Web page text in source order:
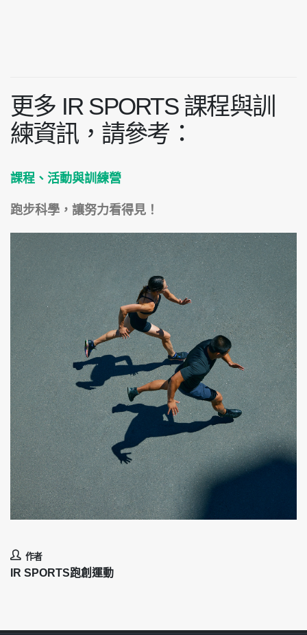
更多 IR SPORTS 課程與訓
練資訊，請參考：
課程、活動與訓練營
跑步科學，讓努力看得見！
作者
IR SPORTS跑創運動